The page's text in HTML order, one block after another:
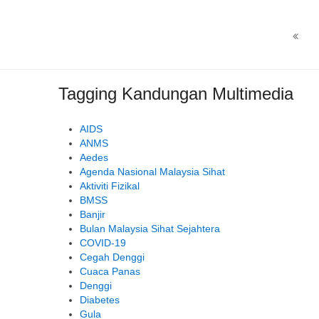
Tagging Kandungan Multimedia
AIDS
ANMS
Aedes
Agenda Nasional Malaysia Sihat
Aktiviti Fizikal
BMSS
Banjir
Bulan Malaysia Sihat Sejahtera
COVID-19
Cegah Denggi
Cuaca Panas
Denggi
Diabetes
Gula